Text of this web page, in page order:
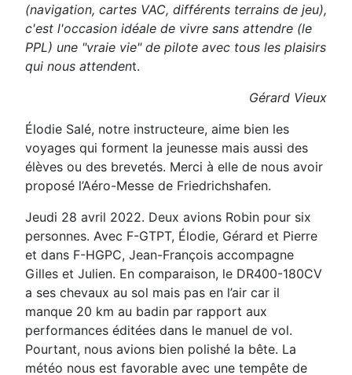
(navigation, cartes VAC, différents terrains de jeu),
c'est l'occasion idéale de vivre sans attendre (le
PPL) une "vraie vie" de pilote avec tous les plaisirs
qui nous attendent.
Gérard Vieux
Élodie Salé, notre instructeure, aime bien les
voyages qui forment la jeunesse mais aussi des
élèves ou des brevetés. Merci à elle de nous avoir
proposé l’Aéro-Messe de Friedrichshafen.
Jeudi 28 avril 2022. Deux avions Robin pour six
personnes. Avec F-GTPT, Élodie, Gérard et Pierre
et dans F-HGPC, Jean-François accompagne
Gilles et Julien. En comparaison, le DR400-180CV
a ses chevaux au sol mais pas en l’air car il
manque 20 km au badin par rapport aux
performances éditées dans le manuel de vol.
Pourtant, nous avions bien polishé la bête. La
météo nous est favorable avec une tempête de